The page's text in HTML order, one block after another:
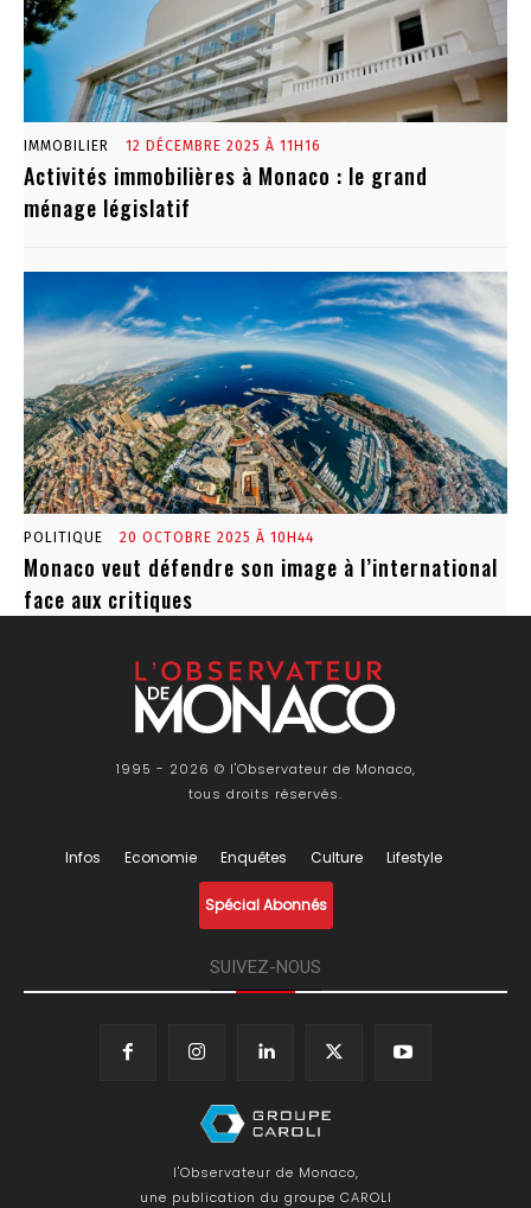
IMMOBILIER 12 DÉCEMBRE 2025 À 11H16
Activités immobilières à Monaco : le grand
ménage législatif
POLITIQUE 20 OCTOBRE 2025 À 10H44
Monaco veut défendre son image à l’international
face aux critiques
1995 - 2026 © l'Observateur de Monaco,
tous droits réservés.
Infos Economie Enquêtes Culture Lifestyle
Spécial Abonnés
SUIVEZ-NOUS
l'Observateur de Monaco,
une publication du groupe CAROLI